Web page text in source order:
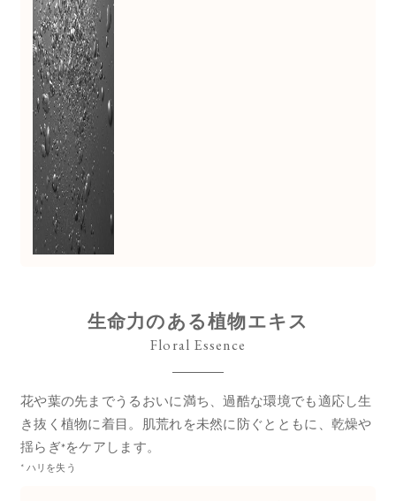
生命力のある植物エキス
Floral Essence
花や葉の先までうるおいに満ち、過酷な環境でも適応し生
き抜く植物に着目。 肌荒れを未然に防ぐとともに、乾燥や
揺らぎ*をケアします。
* ハリを失う